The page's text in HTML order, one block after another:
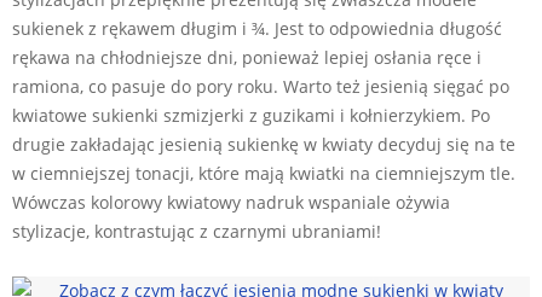
sukienek z rękawem długim i ¾. Jest to odpowiednia długość
rękawa na chłodniejsze dni, ponieważ lepiej osłania ręce i
ramiona, co pasuje do pory roku. Warto też jesienią sięgać po
kwiatowe sukienki szmizjerki z guzikami i kołnierzykiem. Po
drugie zakładając jesienią sukienkę w kwiaty decyduj się na te
w ciemniejszej tonacji, które mają kwiatki na ciemniejszym tle.
Wówczas kolorowy kwiatowy nadruk wspaniale ożywia
stylizacje, kontrastując z czarnymi ubraniami!